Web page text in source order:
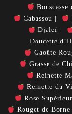
Bouscasse
Cabassou
Djaleï
Doucette
Gaoûte
Grasse de
Reinette
Reinette du
Rose
Rouget de